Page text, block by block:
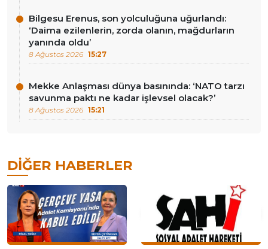
Bilgesu Erenus, son yolculuğuna uğurlandı:
‘Daima ezilenlerin, zorda olanın, mağdurların
yanında oldu’
8 Ağustos 2026 15:27
Mekke Anlaşması dünya basınında: ‘NATO tarzı
savunma paktı ne kadar işlevsel olacak?’
8 Ağustos 2026 15:21
DIĞER HABERLER